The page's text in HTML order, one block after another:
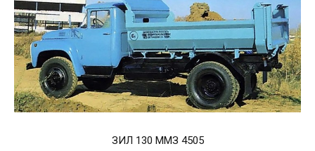
ЗИЛ 130 ММЗ 4505